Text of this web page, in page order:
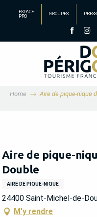
principal
ESPACE
PRO
GROUPES
Home Aire de pique-nique
Aire de pique-
Double
AIRE DE PIQUE-NIQUE
24400 Saint-Michel-de-
M'y rendre